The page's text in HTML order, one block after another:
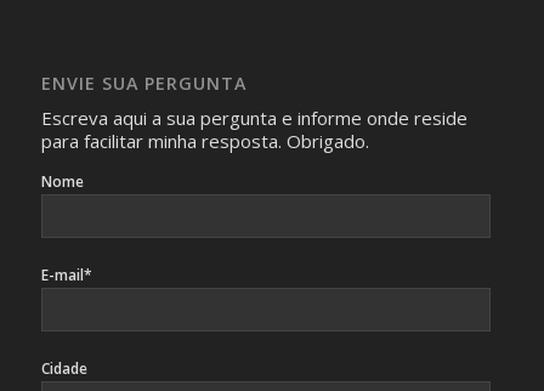
identificação da pessoa fotografada.
ENVIE SUA PERGUNTA
Escreva aqui a sua pergunta e informe onde reside
para facilitar minha resposta. Obrigado.
Nome
E-mail*
Cidade